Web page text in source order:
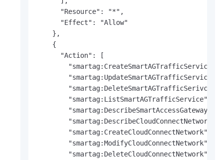
      "Resource": "*",
      "Effect": "Allow"
    },
    {
      "Action": [
        "smartag:CreateSmartAGTrafficService",
        "smartag:UpdateSmartAGTrafficService",
        "smartag:DeleteSmartAGTrafficSerivce",
        "smartag:ListSmartAGTrafficService",
        "smartag:DescribeSmartAccessGateways",
        "smartag:DescribeCloudConnectNetworks",
        "smartag:CreateCloudConnectNetwork",
        "smartag:ModifyCloudConnectNetwork",
        "smartag:DeleteCloudConnectNetwork",